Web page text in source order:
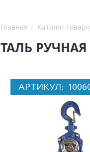
Главная Каталог
ТАЛЬ
АРТИКУЛ: